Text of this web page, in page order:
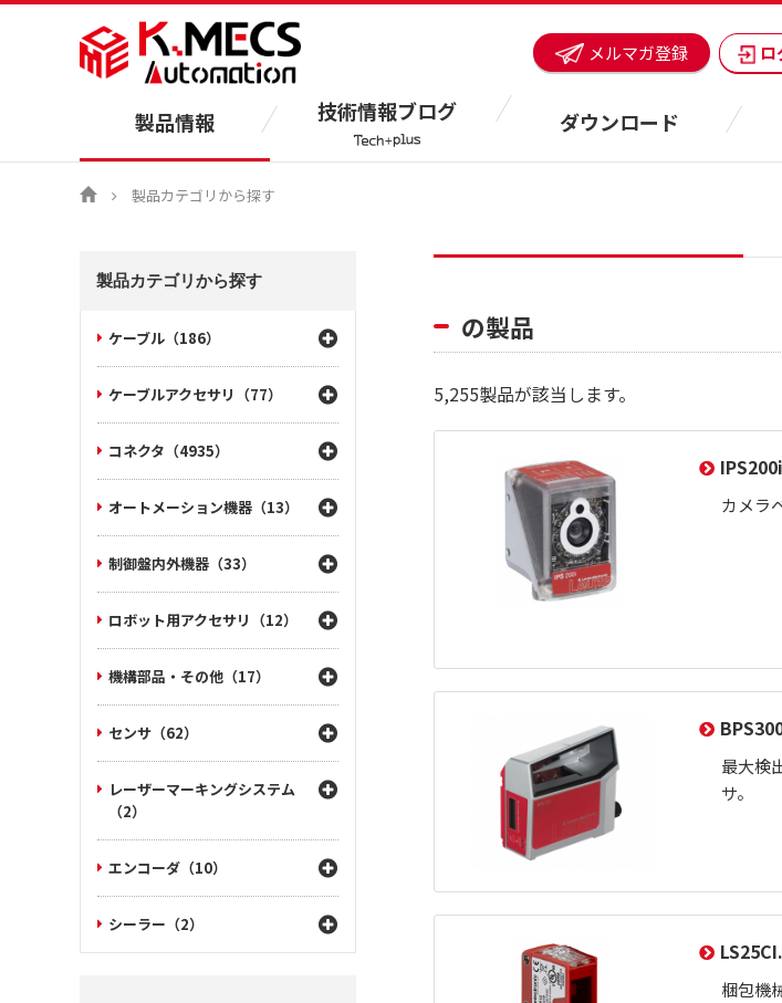
メルマガ登録
製品情報 技術情報ブログ ダウンロード
製品カテゴリから探す
の製品
5,255製品が該当します。
カメラ
最大検
サ。
梱包機
製品カテゴリから探す
ケーブル（186）
ケーブルアクセサリ（77）
コネクタ（4935）
オートメーション機器（13）
制御盤内外機器（33）
ロボット用アクセサリ（12）
機構部品・その他（17）
センサ（62）
レーザーマーキングシステム
（2）
エンコーダ（10）
シーラー（2）